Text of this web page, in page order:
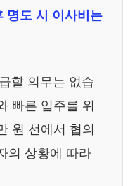
명도 시 이사비는
할 의무는 없습
빠른 입주를 위
원 선에서 협의
의 상황에 따라